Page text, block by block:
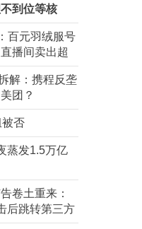
到位等核
百元羽绒服号
播间卖出超
解：携程反垄
团？
否
蒸发1.5万亿
卷土重来：
后跳转第三方